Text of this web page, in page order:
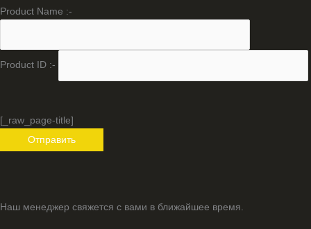
Product Name :-
Product ID :-
[_raw_page-title]
Наш менеджер свяжется с вами в ближайшее время.